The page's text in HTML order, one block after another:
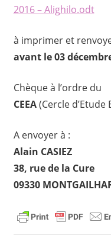
2016 – Alighilo.odt
à imprimer et
avant le 03
Chèque à l’ordre du
CEEA(Cercle d’Etude
A envoyer à :
Alain CASIEZ
38, rue de la Cure
09330